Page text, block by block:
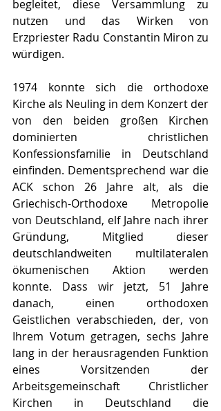
begleitet, diese Versammlung zu
nutzen und das Wirken von
Erzpriester Radu Constantin Miron zu
würdigen.
1974 konnte sich die orthodoxe
Kirche als Neuling in dem Konzert der
von den beiden großen Kirchen
dominierten christlichen
Konfessionsfamilie in Deutschland
einfinden. Dementsprechend war die
ACK schon 26 Jahre alt, als die
Griechisch-Orthodoxe Metropolie
von Deutschland, elf Jahre nach ihrer
Gründung, Mitglied dieser
deutschlandweiten multilateralen
ökumenischen Aktion werden
konnte. Dass wir jetzt, 51 Jahre
danach, einen orthodoxen
Geistlichen verabschieden, der, von
Ihrem Votum getragen, sechs Jahre
lang in der herausragenden Funktion
eines Vorsitzenden der
Arbeitsgemeinschaft Christlicher
Kirchen in Deutschland die